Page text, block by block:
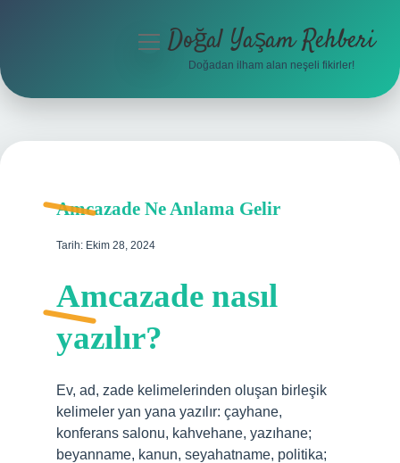
Hakkımızda
menüyüDoğal Yaşam Rehberi
Doğadan ilham alan neşeli fikirler!
Amcazade Ne Anlama Gelir
Tarih: Ekim 28, 2024
Amcazade nasıl
yazılır?
Ev, ad, zade kelimelerinden oluşan birleşik
kelimeler yan yana yazılır: çayhane,
konferans salonu, kahvehane, yazıhane;
beyanname, kanun, seyahatname, politika;